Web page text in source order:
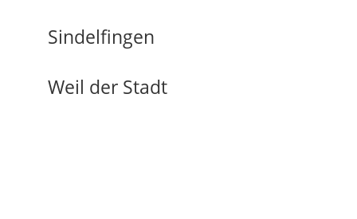
Sindelfingen
Weil der Stadt